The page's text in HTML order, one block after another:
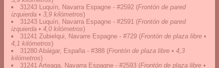
31243 Luquín, Navarra Espagne - #2592 (Frontón de pared
izquierda • 3,9 kilómetros)
31243 Luquín, Navarra Espagne - #2591 (Frontón de pared
izquierda • 4,0 kilómetros)
31241 Zubielqui, Navarre Espagne - #729 (Frontón de plaza libre •
4,1 kilómetros)
31280 Abáigar, España - #388 (Frontón de plaza libre • 4,3
kilómetros)
31241 Arteaga, Navarra Espagne - #2593 (Frontón de plaza libre •